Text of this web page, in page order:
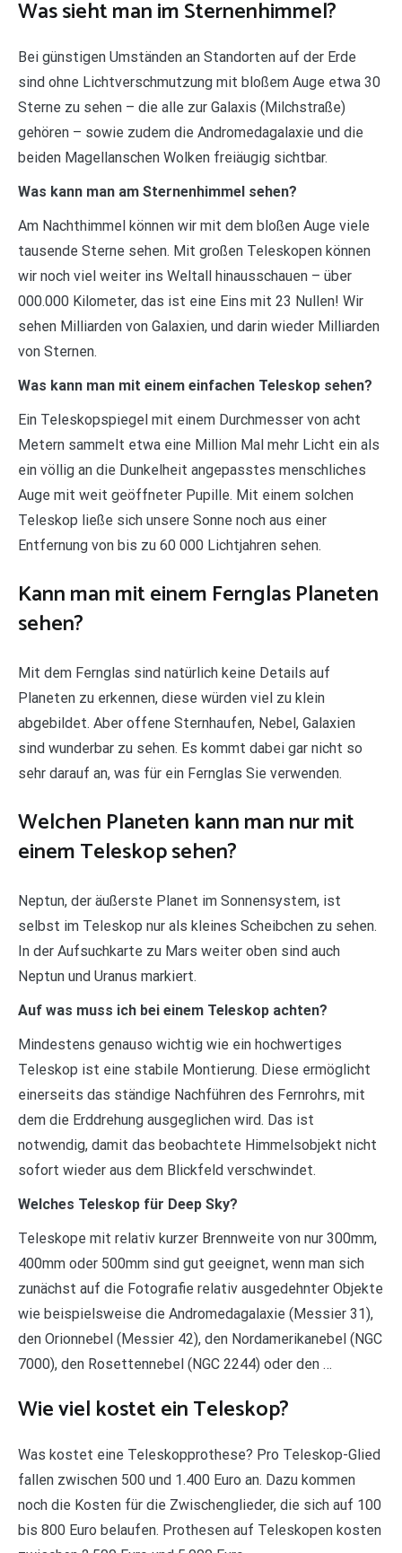
Was sieht man im Sternenhimmel?
Bei günstigen Umständen an Standorten auf der Erde
sind ohne Lichtverschmutzung mit bloßem Auge etwa 30
Sterne zu sehen – die alle zur Galaxis (Milchstraße)
gehören – sowie zudem die Andromedagalaxie und die
beiden Magellanschen Wolken freiäugig sichtbar.
Was kann man am Sternenhimmel sehen?
Am Nachthimmel können wir mit dem bloßen Auge viele
tausende Sterne sehen. Mit großen Teleskopen können
wir noch viel weiter ins Weltall hinausschauen – über
000.000 Kilometer, das ist eine Eins mit 23 Nullen! Wir
sehen Milliarden von Galaxien, und darin wieder Milliarden
von Sternen.
Was kann man mit einem einfachen Teleskop sehen?
Ein Teleskopspiegel mit einem Durchmesser von acht
Metern sammelt etwa eine Million Mal mehr Licht ein als
ein völlig an die Dunkelheit angepasstes menschliches
Auge mit weit geöffneter Pupille. Mit einem solchen
Teleskop ließe sich unsere Sonne noch aus einer
Entfernung von bis zu 60 000 Lichtjahren sehen.
Kann man mit einem Fernglas Planeten
sehen?
Mit dem Fernglas sind natürlich keine Details auf
Planeten zu erkennen, diese würden viel zu klein
abgebildet. Aber offene Sternhaufen, Nebel, Galaxien
sind wunderbar zu sehen. Es kommt dabei gar nicht so
sehr darauf an, was für ein Fernglas Sie verwenden.
Welchen Planeten kann man nur mit
einem Teleskop sehen?
Neptun, der äußerste Planet im Sonnensystem, ist
selbst im Teleskop nur als kleines Scheibchen zu sehen.
In der Aufsuchkarte zu Mars weiter oben sind auch
Neptun und Uranus markiert.
Auf was muss ich bei einem Teleskop achten?
Mindestens genauso wichtig wie ein hochwertiges
Teleskop ist eine stabile Montierung. Diese ermöglicht
einerseits das ständige Nachführen des Fernrohrs, mit
dem die Erddrehung ausgeglichen wird. Das ist
notwendig, damit das beobachtete Himmelsobjekt nicht
sofort wieder aus dem Blickfeld verschwindet.
Welches Teleskop für Deep Sky?
Teleskope mit relativ kurzer Brennweite von nur 300mm,
400mm oder 500mm sind gut geeignet, wenn man sich
zunächst auf die Fotografie relativ ausgedehnter Objekte
wie beispielsweise die Andromedagalaxie (Messier 31),
den Orionnebel (Messier 42), den Nordamerikanebel (NGC
7000), den Rosettennebel (NGC 2244) oder den …
Wie viel kostet ein Teleskop?
Was kostet eine Teleskopprothese? Pro Teleskop-Glied
fallen zwischen 500 und 1.400 Euro an. Dazu kommen
noch die Kosten für die Zwischenglieder, die sich auf 100
bis 800 Euro belaufen. Prothesen auf Teleskopen kosten